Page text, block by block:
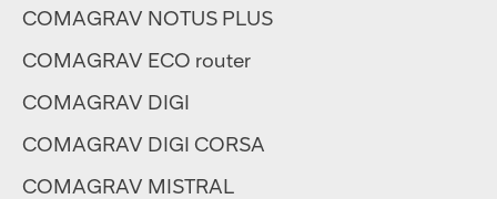
COMAGRAV NOTUS PLUS
COMAGRAV ECO router
COMAGRAV DIGI
COMAGRAV DIGI CORSA
COMAGRAV MISTRAL